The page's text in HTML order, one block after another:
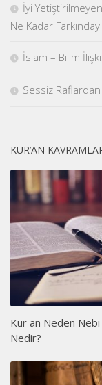
İyi
Ne Kadar
İslam – Bilim
Sessiz
KUR’AN
Kur an Neden Nebi
Nedir?